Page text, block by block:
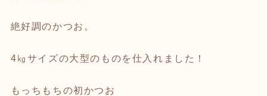
絶好調のかつお。
4㎏サイズの大型のものを仕入れました！
もっちもちの初かつお